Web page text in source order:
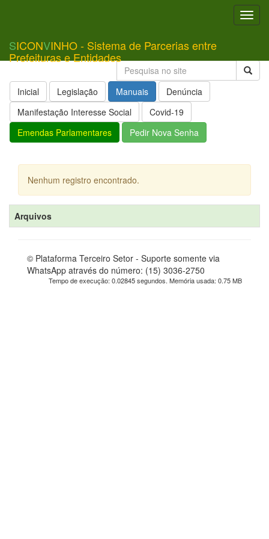
SICONVINHO - Sistema de Parcerias entre
Prefeituras e Entidades
Inicial Legislação Manuais
Denúncia
Manifestação Interesse Social
Covid-19
Emendas Parlamentares
Pedir Nova Senha
Nenhum registro encontrado.
Arquivos
© Plataforma Terceiro Setor - Suporte somente via
WhatsApp através do número: (15) 3036-2750
Tempo de execução: 0.02845 segundos. Memória usada: 0.75 MB